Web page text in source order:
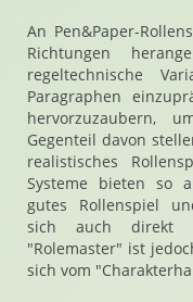
An Pen&Paper-
Richtungen
regeltechnische
Paragraphen
hervorzuzaubern,
Gegenteil davon
realistisches
Systeme bieten so
gutes Rollenspiel
sich auch direkt
"Rolemaster" ist
sich vom